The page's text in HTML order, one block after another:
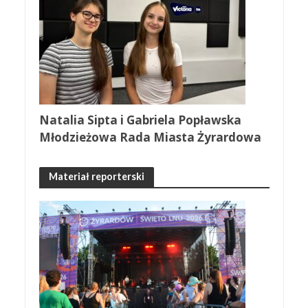
Natalia Sipta i Gabriela Popławska
Młodzieżowa Rada Miasta Żyrardowa
Materiał reporterski